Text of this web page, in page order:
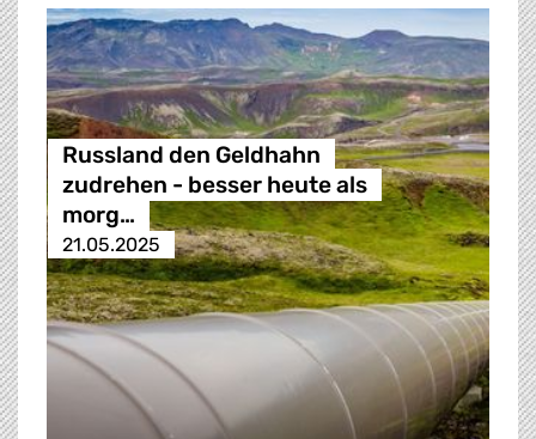
Russland den Geldhahn
zudrehen - besser heute als
morg…
21.05.2025